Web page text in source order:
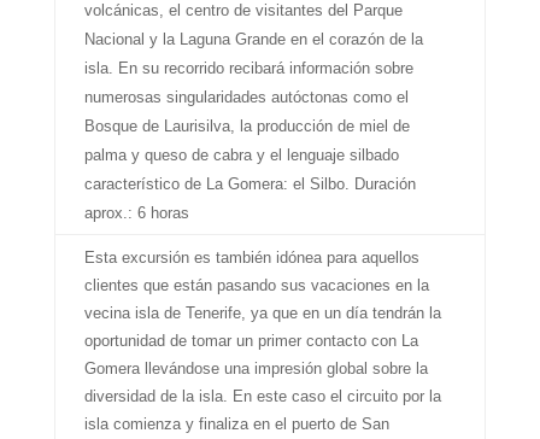
volcánicas, el centro de visitantes del Parque
Nacional y la Laguna Grande en el corazón de la
isla. En su recorrido recibará información sobre
numerosas singularidades autóctonas como el
Bosque de Laurisilva, la producción de miel de
palma y queso de cabra y el lenguaje silbado
característico de La Gomera: el Silbo. Duración
aprox.: 6 horas
Esta excursión es también idónea para aquellos
clientes que están pasando sus vacaciones en la
vecina isla de Tenerife, ya que en un día tendrán la
oportunidad de tomar un primer contacto con La
Gomera llevándose una impresión global sobre la
diversidad de la isla. En este caso el circuito por la
isla comienza y finaliza en el puerto de San